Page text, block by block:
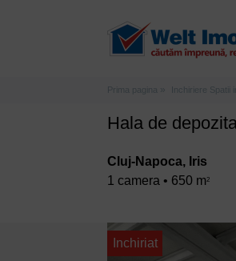
Prima pagina Inchiriere Spatii
Hala de
Cluj-Napoca, Iris
1 camera • 650 m2
Inchiriat